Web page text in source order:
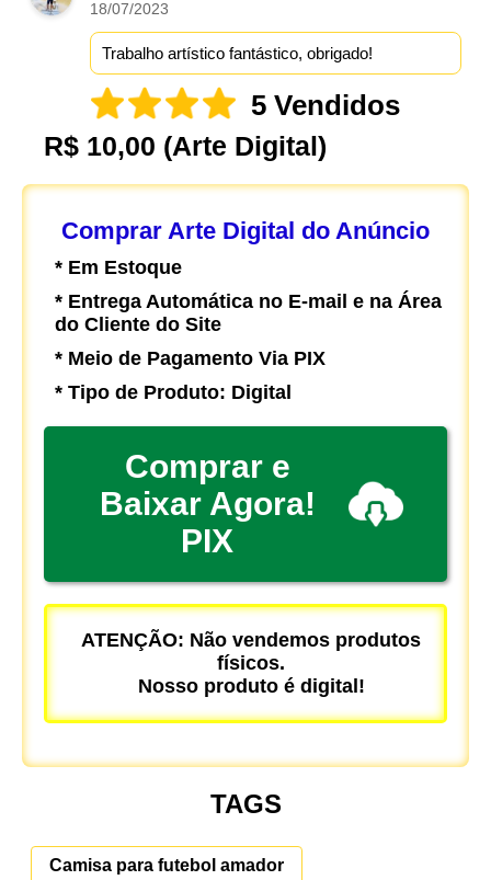
18/07/2023
Trabalho artístico fantástico, obrigado!
5 Vendidos
R$ 10,00 (Arte Digital)
Comprar Arte Digital do Anúncio
* Em Estoque
* Entrega Automática no E-mail e na Área
do Cliente do Site
* Meio de Pagamento Via PIX
* Tipo de Produto: Digital
Comprar e
Baixar Agora!
PIX
ATENÇÃO: Não vendemos produtos
físicos.
Nosso produto é digital!
TAGS
Camisa para futebol amador